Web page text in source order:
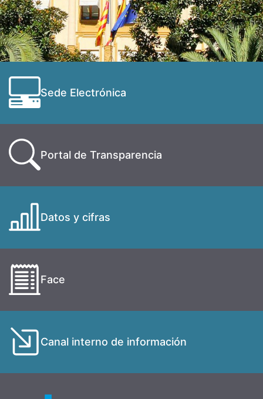
Sede Electrónica
Portal de Transparencia
Datos y cifras
Face
Canal interno de información